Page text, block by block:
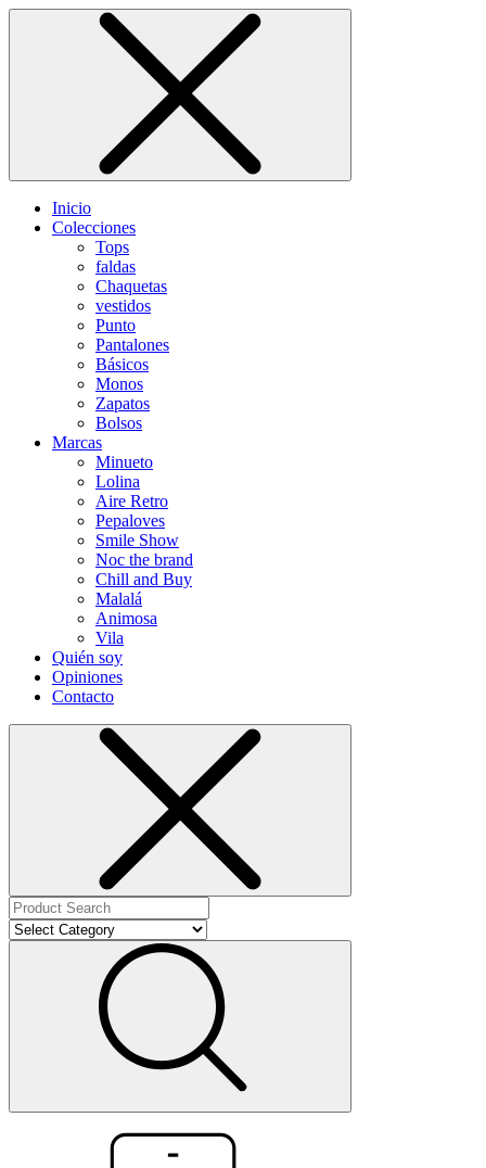
Inicio
Colecciones
Tops
faldas
Chaquetas
vestidos
Punto
Pantalones
Básicos
Monos
Zapatos
Bolsos
Marcas
Minueto
Lolina
Aire Retro
Pepaloves
Smile Show
Noc the brand
Chill and Buy
Malalá
Animosa
Vila
Quién soy
Opiniones
Contacto